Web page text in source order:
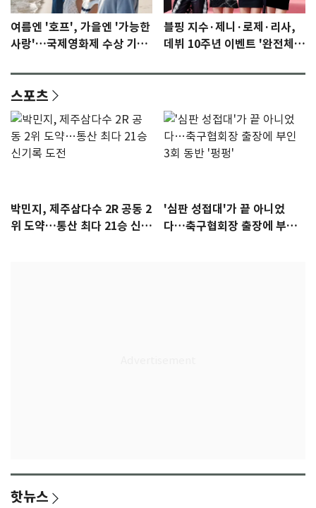
여름엔 '호프', 가을엔 '가능한
사랑'…국제영화제 수상 기대
블핑 지수·제니·로제·리사,
데뷔 10주년 이벤트 '완전체'
스포츠
박민지, 제주삼다수 2R 공동 2
위 도약…통산 최다 21승 신기
'심판 성접대'가 끝 아니었
다…축구협회장 출장에 부인
핫뉴스